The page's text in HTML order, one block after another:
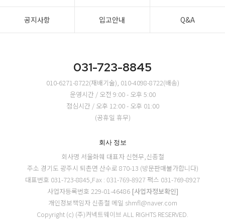
공지사항 입고안내 Q&A
031-723-8845
010-6271-8722(재배기술), 010-4098-8722(배송)
운영시간 / 오전 9:00 - 오후 5:00
점심시간 / 오후 12:00 - 오후 01:00
(공휴일 휴무)
회사 정보
회사명 서울화훼 대표자 신현무,신종철
주소 경기도 광주시 퇴촌면 산수로 870-13 (방문판매불가합니다)
대표번호 031-723-8845,Fax : 031-769-8927 팩스 031-769-8927
사업자등록번호 229-01-46486 [사업자정보확인]
개인정보책임자 신종철 메일 shmfl@naver.com
Copyright (c) (주)커넥트웨이브 ALL RIGHTS RESERVED.